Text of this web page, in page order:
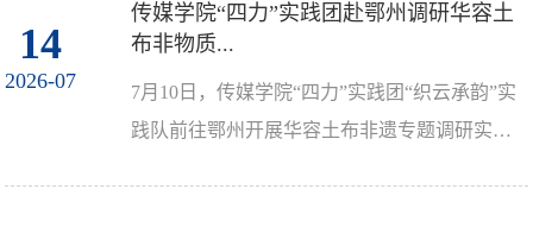
14
2026-07
传媒学院“四力”实践团赴鄂州调研华容土
布非物质...
7月10日，传媒学院“四力”实践团“织云承韵”实
践队前往鄂州开展华容土布非遗专题调研实践